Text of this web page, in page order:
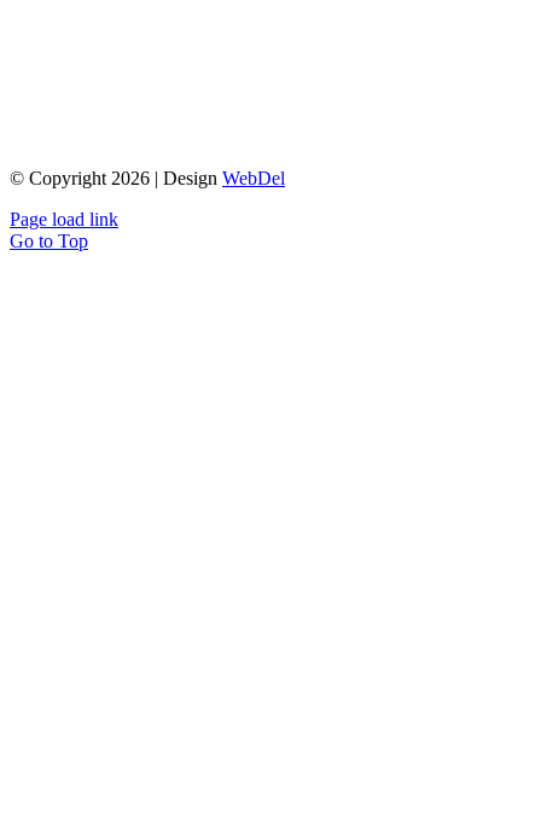
© Copyright 2026 | Design WebDel
Page load link
Go to Top